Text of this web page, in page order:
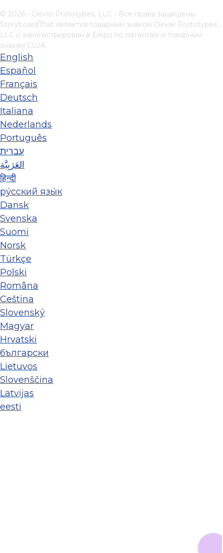
© 2026 - Clever Prototypes, LLC - Все права защищены.
StoryboardThat является товарным знаком Clever Prototypes ,
LLC и зарегистрирован в Бюро по патентам и товарным
знакам США.
English
Español
Français
Deutsch
Italiana
Nederlands
Português
עברית
العَرَبِيَّة
हिन्दी
ру́сский язы́к
Dansk
Svenska
Suomi
Norsk
Türkçe
Polski
Româna
Ceština
Slovenský
Magyar
Hrvatski
български
Lietuvos
Slovenščina
Latvijas
eesti